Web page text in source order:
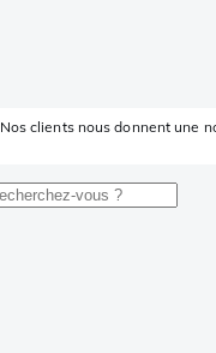
Nos clients nous donnent une